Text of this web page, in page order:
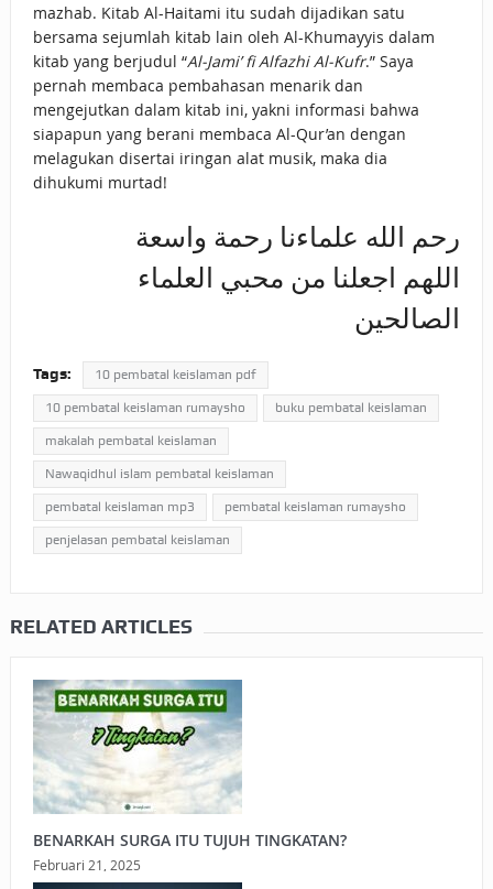
mazhab. Kitab Al-Haitami itu sudah dijadikan satu
bersama sejumlah kitab lain oleh Al-Khumayyis dalam
kitab yang berjudul “Al-Jami’ fi Alfazhi Al-Kufr.” Saya
pernah membaca pembahasan menarik dan
mengejutkan dalam kitab ini, yakni informasi bahwa
siapapun yang berani membaca Al-Qur’an dengan
melagukan disertai iringan alat musik, maka dia
dihukumi murtad!
رحم الله علماءنا رحمة واسعة
اللهم اجعلنا من محبي العلماء
الصالحين
Tags: 10 pembatal keislaman pdf
10 pembatal keislaman rumaysho buku pembatal keislaman
makalah pembatal keislaman
Nawaqidhul islam pembatal keislaman
pembatal keislaman mp3 pembatal keislaman rumaysho
penjelasan pembatal keislaman
RELATED ARTICLES
BENARKAH SURGA ITU TUJUH TINGKATAN?
Februari 21, 2025